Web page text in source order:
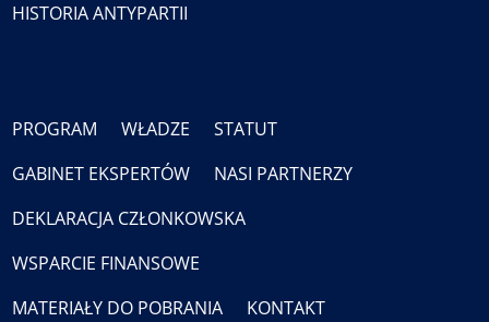
HISTORIA ANTYPARTII
PROGRAM WŁADZE
STATUT
GABINET EKSPERTÓW
NASI PARTNERZY
DEKLARACJA CZŁONKOWSKA
WSPARCIE FINANSOWE
MATERIAŁY DO POBRANIA
KONTAKT